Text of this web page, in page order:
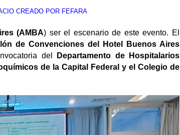
CREADO POR FEFARA
(AMBA) ser el escenario de este evento. El
de Convenciones del Hotel Buenos Aires
del
Departamento de Hospitalarios
de la Capital Federal y el Colegio de